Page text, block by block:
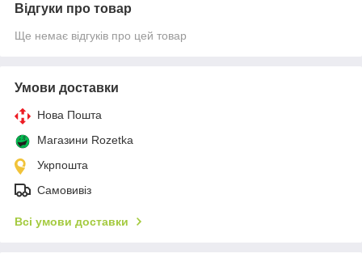
Відгуки про товар
Ще немає відгуків про цей товар
Умови доставки
Нова Пошта
Магазини Rozetka
Укрпошта
Самовивіз
Всі умови доставки